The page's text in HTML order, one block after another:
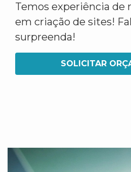
Temos experiência de
em criação de sites!
surpreenda!
SOLICITAR